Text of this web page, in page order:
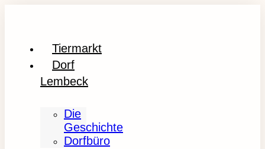
Tiermarkt
Dorf
Lembeck
Die
Geschichte
Dorfbüro